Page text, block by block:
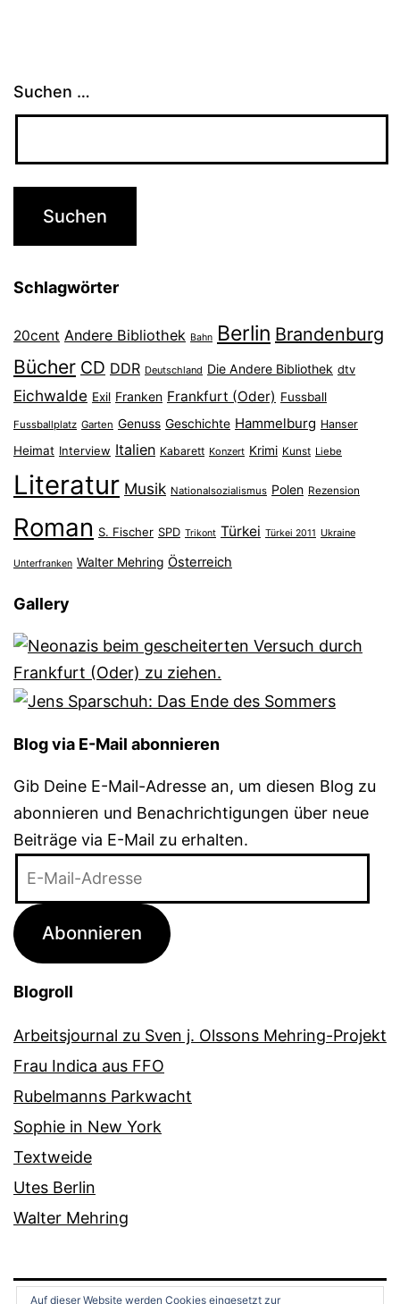
Suchen …
Schlagwörter
20cent Andere Bibliothek Bahn Berlin Brandenburg
Bücher CD DDR Deutschland Die Andere Bibliothek dtv
Eichwalde Exil Franken Frankfurt (Oder) Fussball
Fussballplatz Garten Genuss Geschichte Hammelburg Hanser
Heimat Interview Italien Kabarett Konzert Krimi Kunst Liebe
Literatur Musik Nationalsozialismus Polen Rezension
Roman S. Fischer SPD Trikont Türkei Türkei 2011 Ukraine
Unterfranken Walter Mehring Österreich
Gallery
Blog via E-Mail abonnieren
Gib Deine E-Mail-Adresse an, um diesen Blog zu
abonnieren und Benachrichtigungen über neue
Beiträge via E-Mail zu erhalten.
Adresse
Abonnieren
Blogroll
Arbeitsjournal zu Sven j. Olssons Mehring-Projekt
Frau Indica aus FFO
Rubelmanns Parkwacht
Sophie in New York
Textweide
Utes Berlin
Walter Mehring
Auf dieser Website werden Cookies eingesetzt zur